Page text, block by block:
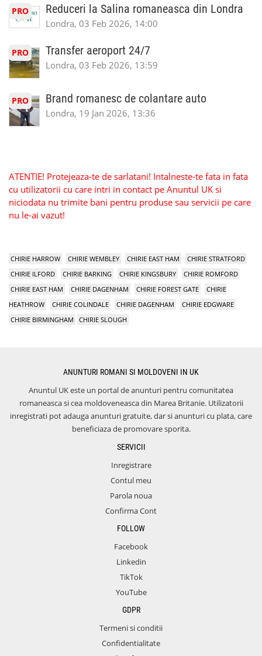
PRO Reduceri la Salina romaneasca din Londra
Londra, 03 Feb 2026, 14:00
PRO Transfer aeroport 24/7
Londra, 03 Feb 2026, 13:59
PRO Brand romanesc de colantare auto
Londra, 19 Jan 2026, 13:36
ATENTIE! Protejeaza-te de sarlatani! Intalneste-te fata in fata
cu utilizatorii cu care intri in contact pe Anuntul UK si
niciodata nu trimite bani pentru produse sau servicii pe care
nu le-ai vazut!
CHIRIE HARROW CHIRIE WEMBLEY CHIRIE EAST HAM
CHIRIE STRATFORD
CHIRIE ILFORD
CHIRIE BARKING CHIRIE KINGSBURY
CHIRIE ROMFORD
CHIRIE EAST HAM
CHIRIE DAGENHAM CHIRIE FOREST GATE
CHIRIE
HEATHROW
CHIRIE COLINDALE CHIRIE DAGENHAM
CHIRIE EDGWARE
CHIRIE BIRMINGHAM
CHIRIE SLOUGH
ANUNTURI ROMANI SI MOLDOVENI IN UK
Anuntul UK este un portal de anunturi pentru comunitatea
romaneasca si cea moldoveneasca din Marea Britanie. Utilizatorii
inregistrati pot adauga anunturi gratuite, dar si anunturi cu plata, care
beneficiaza de promovare sporita.
SERVICII
Inregistrare
Contul meu
Parola noua
Confirma Cont
FOLLOW
Facebook
Linkedin
TikTok
YouTube
GDPR
Termeni si conditii
Confidentialitate